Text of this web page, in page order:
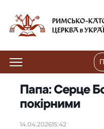
Папа: Серце
покірними
14.04.202615:42